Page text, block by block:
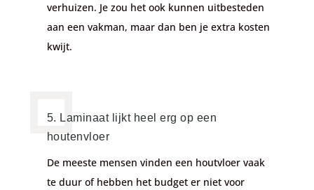
verhuizen. Je zou het ook kunnen uitbesteden
aan een vakman, maar dan ben je extra kosten
kwijt.
5. Laminaat lijkt heel erg op een
houtenvloer
De meeste mensen vinden een houtvloer vaak
te duur of hebben het budget er niet voor